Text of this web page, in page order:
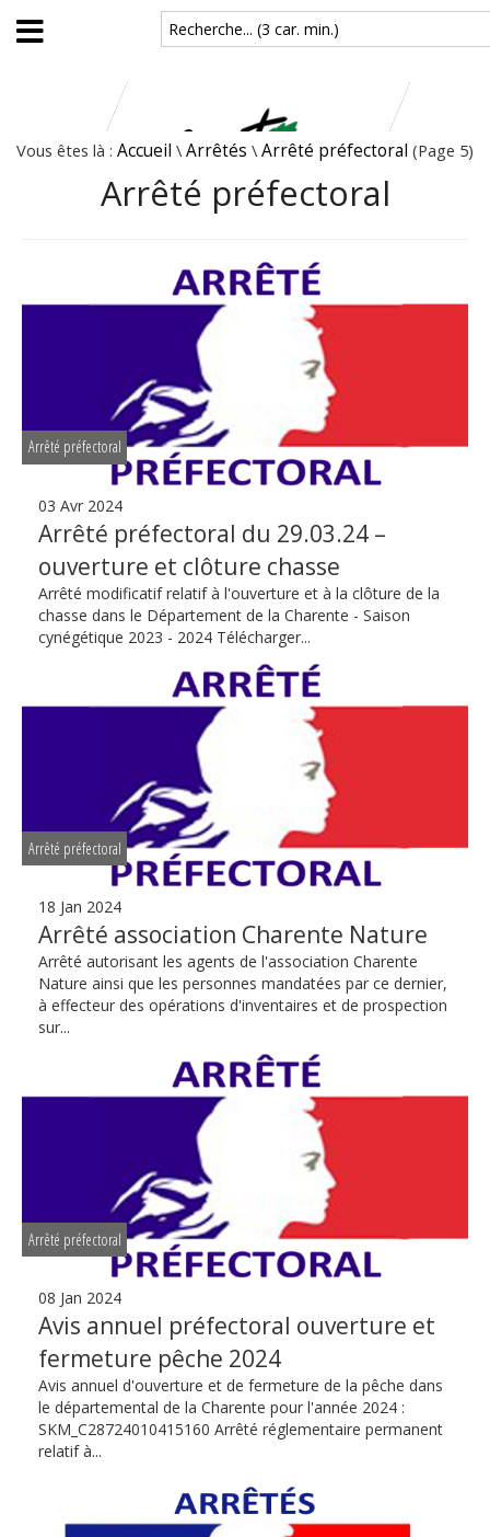
Aller au contenu principal
Recherche... (3 car. min.)
Vous êtes là : Accueil \ Arrêtés \ Arrêté préfectoral (Page 5)
Arrêté préfectoral
Arrêté préfectoral
03 Avr 2024
Arrêté préfectoral du 29.03.24 –
ouverture et clôture chasse
Arrêté modificatif relatif à l'ouverture et à la clôture de la
chasse dans le Département de la Charente - Saison
cynégétique 2023 - 2024 Télécharger...
Arrêté préfectoral
18 Jan 2024
Arrêté association Charente Nature
Arrêté autorisant les agents de l'association Charente
Nature ainsi que les personnes mandatées par ce dernier,
à effecteur des opérations d'inventaires et de prospection
sur...
Arrêté préfectoral
08 Jan 2024
Avis annuel préfectoral ouverture et
fermeture pêche 2024
Avis annuel d'ouverture et de fermeture de la pêche dans
le départemental de la Charente pour l'année 2024 :
SKM_C28724010415160 Arrêté réglementaire permanent
relatif à...